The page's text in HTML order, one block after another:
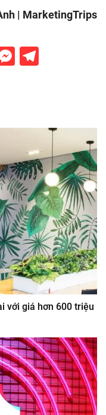
| MarketingTrips
với giá hơn 600 triệu